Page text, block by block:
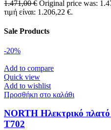
1.471,00€ Original price was:
τιμή είναι: 1.206,22 €.
Sale Products
-20%
Add to compare
Quick view
Add to wishlist
Προσθήκη στο καλάθι
NORTH Ηλεκτρικό
T702